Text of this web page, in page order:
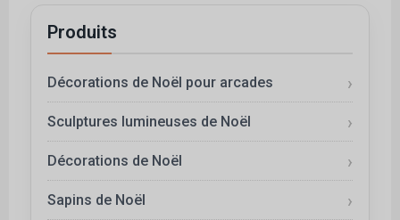
Produits
Décorations de Noël pour arcades
Sculptures lumineuses de Noël
Décorations de Noël
Sapins de Noël